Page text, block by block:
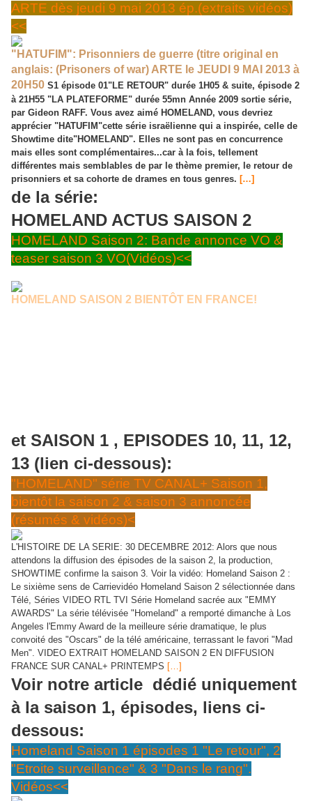
ARTE dès jeudi 9 mai 2013 ép.(extraits vidéos)
<<
"HATUFIM": Prisonniers de guerre (titre original en
anglais: (Prisoners of war) ARTE le JEUDI 9 MAI 2013 à
20H50 S1 épisode 01"LE RETOUR" durée 1H05 & suite, épisode 2
à 21H55 "LA PLATEFORME" durée 55mn Année 2009 sortie série,
par Gideon RAFF. Vous avez aimé HOMELAND, vous devriez
apprécier "HATUFIM"cette série israëlienne qui a inspirée, celle de
Showtime dite"HOMELAND". Elles ne sont pas en concurrence
mais elles sont complémentaires...car à la fois, tellement
différentes mais semblables de par le thème premier, le retour de
prisonniers et sa cohorte de drames en tous genres. […]
de la série:
HOMELAND ACTUS SAISON 2
HOMELAND Saison 2: Bande annonce VO &
teaser saison 3 VO(Vidéos)<<
HOMELAND SAISON 2 BIENTÔT EN FRANCE!
et SAISON 1 , EPISODES 10, 11, 12,
13 (lien ci-dessous):
"HOMELAND" série TV CANAL+ Saison 1,
bientôt la saison 2 & saison 3 annoncée
(résumés & vidéos)<
L'HISTOIRE DE LA SERIE: 30 DECEMBRE 2012: Alors que nous
attendons la diffusion des épisodes de la saison 2, la production,
SHOWTIME confirme la saison 3. Voir la vidéo: Homeland Saison 2 :
Le sixième sens de Carrievidéo Homeland Saison 2 sélectionnée dans
Télé, Séries VIDEO RTL TVI Série Homeland sacrée aux "EMMY
AWARDS" La série télévisée "Homeland" a remporté dimanche à Los
Angeles l'Emmy Award de la meilleure série dramatique, le plus
convoité des "Oscars" de la télé américaine, terrassant le favori "Mad
Men". VIDEO EXTRAIT HOMELAND SAISON 2 EN DIFFUSION
FRANCE SUR CANAL+ PRINTEMPS […]
Voir notre article dédié uniquement
à la saison 1, épisodes, liens ci-
dessous:
Homeland Saison 1 épisodes 1 "Le retour", 2
"Etroite surveillance" & 3 "Dans le rang".
Vidéos<<